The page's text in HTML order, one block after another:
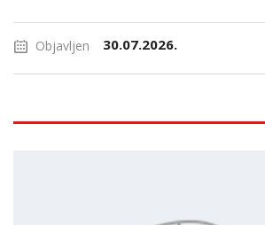
Objavljen 30.07.2026.